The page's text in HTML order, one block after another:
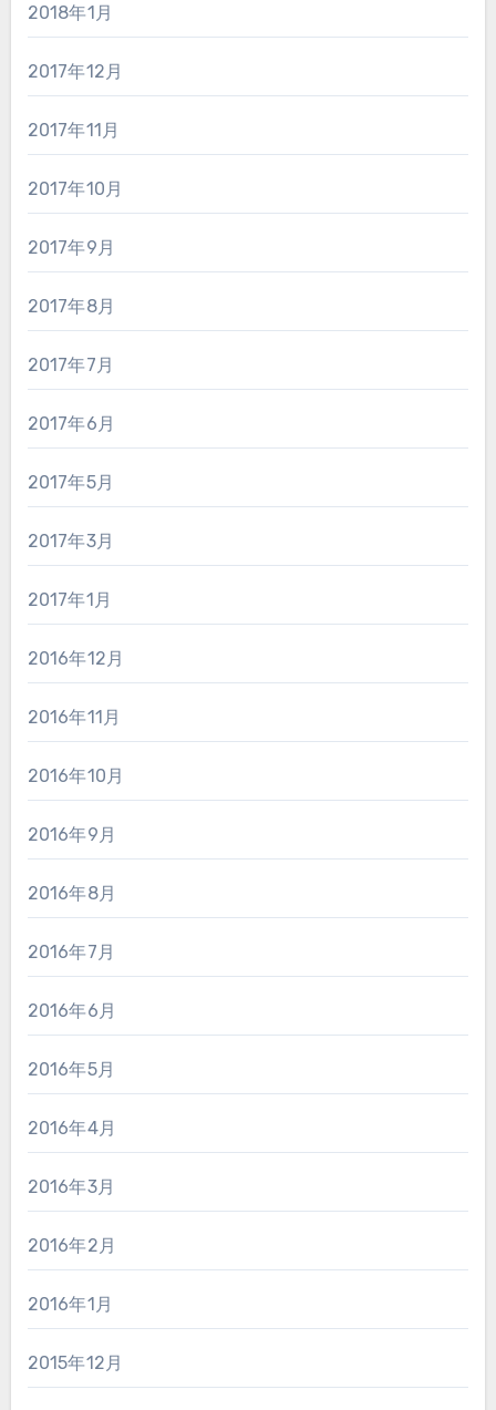
2018年1月
2017年12月
2017年11月
2017年10月
2017年9月
2017年8月
2017年7月
2017年6月
2017年5月
2017年3月
2017年1月
2016年12月
2016年11月
2016年10月
2016年9月
2016年8月
2016年7月
2016年6月
2016年5月
2016年4月
2016年3月
2016年2月
2016年1月
2015年12月